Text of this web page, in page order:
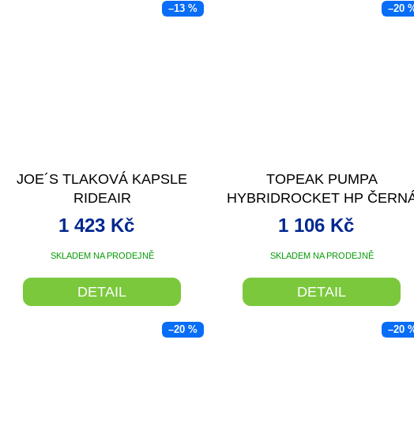
–13 %
JOE´S TLAKOVÁ KAPSLE
RIDEAIR
SKLADEM NA PRODEJNĚ
1 423 Kč
DETAIL
–20
TOPEAK PUMPA
HYBRIDROCKET HP
SKLADEM NA PRODEJNĚ
1 106 Kč
DETAIL
–20 % –20